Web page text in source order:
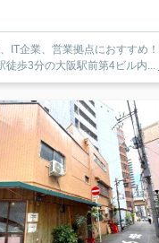
、営業拠点におすすめ！ 「東梅田」駅徒
徒歩3分の大阪駅前第4ビル内...